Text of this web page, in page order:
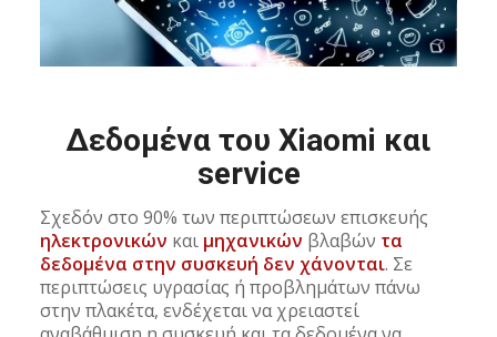
Δεδομένα του Xiaomi και
service
Σχεδόν στο 90% των περιπτώσεων επισκευής
ηλεκτρονικών και μηχανικών βλαβών τα
δεδομένα στην συσκευή δεν χάνονται. Σε
περιπτώσεις υγρασίας ή προβλημάτων πάνω
στην πλακέτα, ενδέχεται να χρειαστεί